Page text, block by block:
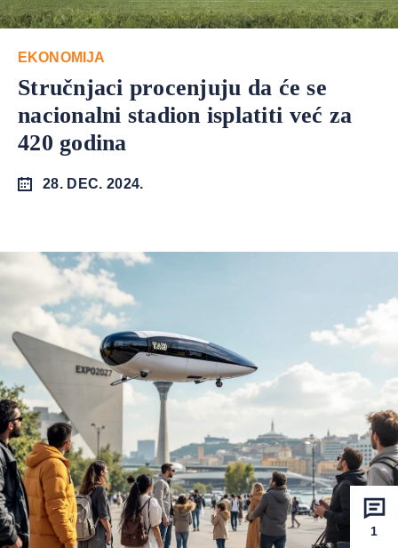
EKONOMIJA
Stručnjaci procenjuju da će se
nacionalni stadion isplatiti već za
420 godina
28. DEC. 2024.
1